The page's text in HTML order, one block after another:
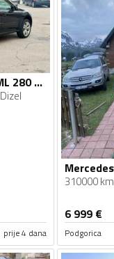
Mercedes Benz - ML 280 - 3.0 cdi
Dizel
prije 4 dana
310000 km
6 999 €
Podgorica